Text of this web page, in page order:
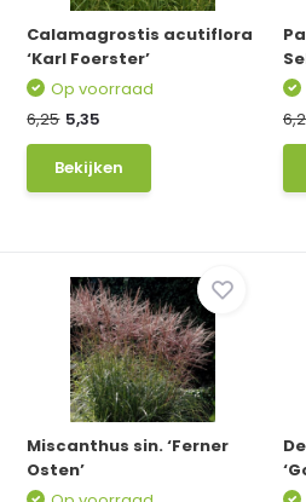
Calamagrostis acutiflora
‘Karl Foerster’
Op voorraad
6,25 5,35
Bekijken
Miscanthus sin. ‘Ferner
Osten’